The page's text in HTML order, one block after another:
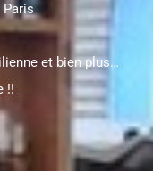
et bien plus…
!!